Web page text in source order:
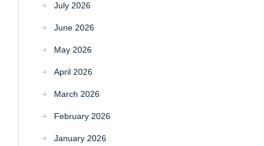
July 2026
June 2026
May 2026
April 2026
March 2026
February 2026
January 2026